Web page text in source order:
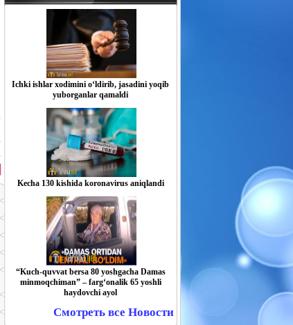
Ichki ishlar xodimini o‘ldirib, jasadini yoqib
yuborganlar qamaldi
Kecha 130 kishida koronavirus aniqlandi
“Kuch-quvvat bersa 80 yoshgacha Damas
minmoqchiman” – farg‘onalik 65 yoshli
haydovchi ayol
Смотреть все Новости